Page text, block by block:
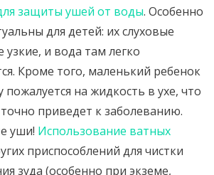
защиты ушей от воды. Особенно
для детей: их слуховые
узкие, и вода там легко
Кроме того, маленький ребенок
пожалуется на жидкость в ухе, что
приведет к заболеванию.
уши! Использование ватных
приспособлений для чистки
зуда (особенно при экземе,